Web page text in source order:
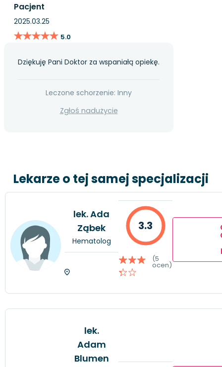
Pacjent
2025.03.25
★★★★★
★★★★★ 5.0
Dziękuję Pani Doktor za wspaniałą opiekę.
Leczone schorzenie: Inny
Zgłoś nadużycie
Lekarze o tej samej specjalizacji
lek. Ada
Ząbek
Hematolog
3.3
(5
ocen)
lek.
Adam
Blumen